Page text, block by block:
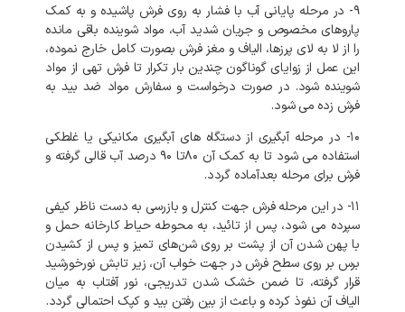
۹- در مرحله پایانی آب با فشار به روی فرش پاشیده و به کمک
پاروهای مخصوص و جریان شدید آب، مواد شوینده باقی مانده
را از لا به لای پرزها، الیاف و مغز فرش بصورت کامل خارج نموده،
این عمل از زوایای گوناگون چندین بار تکرار تا فرش تهی از مواد
شوینده شود. در صورت درخواست و سفارش مواد ضد بید به
فرش زده می شود.
۱۰- در مرحله آبگیری از دستگاه های آبگیری مکانیکی یا غلطکی
استفاده می شود تا به کمک آن ۸۰تا ۹۰ درصد آب قالی گرفته و
فرش برای مرحله بعدآماده گردد.
۱۱- در این مرحله فرش جهت کنترل و بازرسی به دست ناظر کیفی
سپرده می شود، پس از تائید، به محوطه حیاط کارخانه حمل و
با پهن شدن آن از پشت بر روی شن‌های تمیز و پس از کشیدن
برس بر روی سطح فرش در جهت خواب آن، زیر تابش نورخورشید
قرار گرفته، تا ضمن خشک شدن تدریجی، نور آفتاب به میان
الیاف آن نفوذ کرده و باعث از بین رفتن بید و کپک احتمالی گردد.